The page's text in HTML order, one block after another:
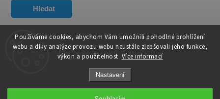
Používáme cookies, abychom Vám umožnili pohodlné prohlížení
webu a díky analýze provozu webu neustále zlepšovali jeho funkce,
výkon a použitelnost. Více informací
Nastavení
Hledat
FACEBOOK